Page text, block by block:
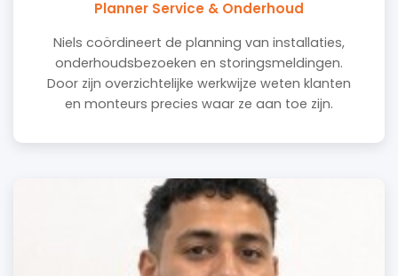
Planner Service & Onderhoud
Niels coördineert de planning van installaties,
onderhoudsbezoeken en storingsmeldingen.
Door zijn overzichtelijke werkwijze weten klanten
en monteurs precies waar ze aan toe zijn.